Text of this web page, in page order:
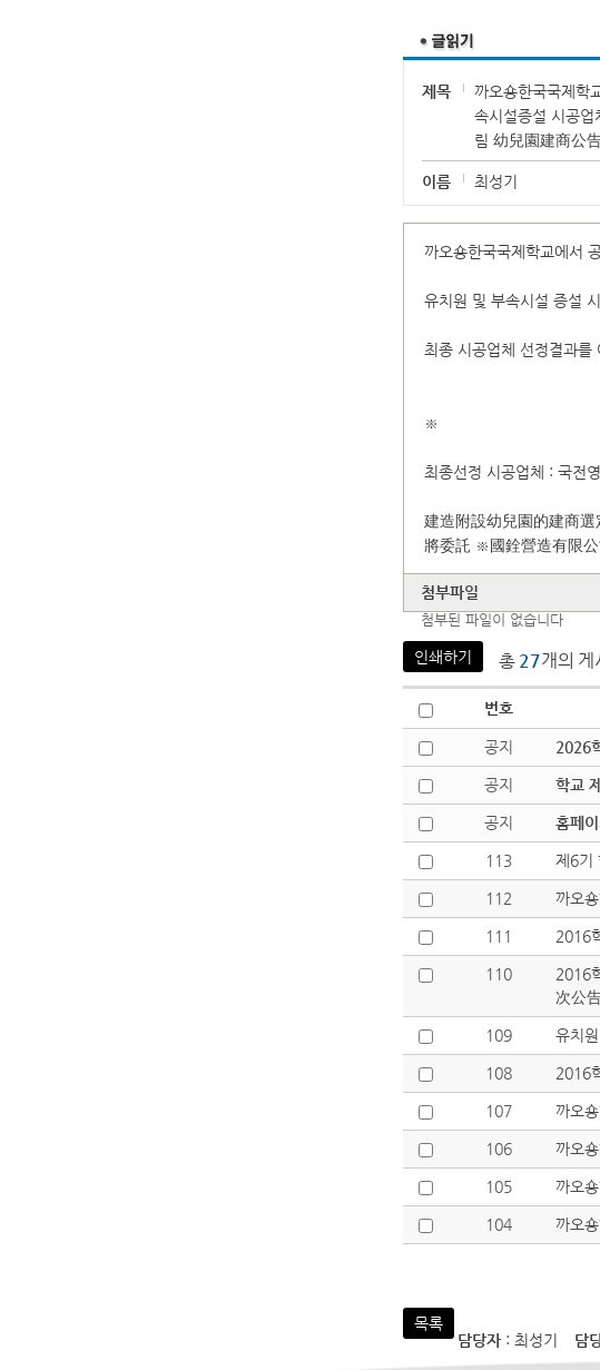
제목
까오숑한국국제학
속시설증설 시공업
림 幼兒園建商公
이름 최성기
까오숑한국국제학교에서
유치원 및 부속시설 증설
최종 시공업체 선정결과를
※
최종선정 시공업체 : 국전
建造附設幼兒園的建商選
將委託 ※國銓營造有限公
첨부파일
첨부된 파일이 없습니다
인쇄하기 총 27개의 게
번호
공지 2026
공지 학교
공지 홈페
113 제6기
112 까오
111 2016
110
2016
次公
109 유치
108 2016
107 까오
106 까오
105 까오
104 까오
목록
담당자 : 최성기 담